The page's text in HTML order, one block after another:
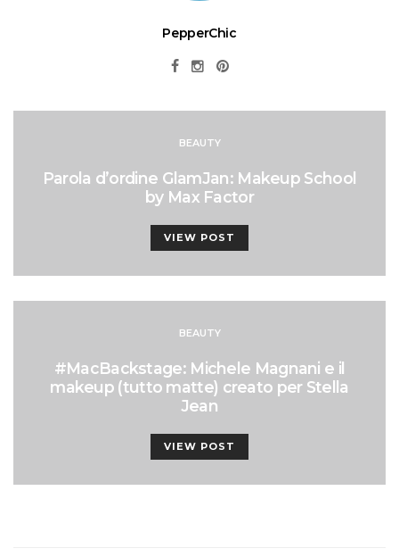
PepperChic
BEAUTY
Parola d’ordine GlamJan: Makeup School
by Max Factor
VIEW POST
BEAUTY
#MacBackstage: Michele Magnani e il
makeup (tutto matte) creato per Stella
Jean
VIEW POST